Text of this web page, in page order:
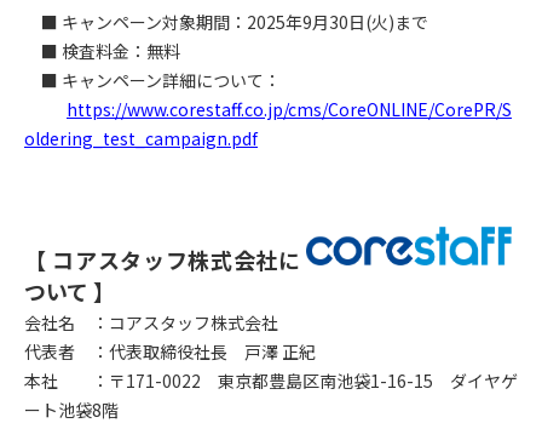
■ キャンペーン対象期間：2025年9月30日(火)まで
■ 検査料金：無料
■ キャンペーン詳細について：
https://www.corestaff.co.jp/cms/CoreONLINE/CorePR/S
oldering_test_campaign.pdf
【 コアスタッフ株式会社に
ついて 】
会社名 ：コアスタッフ株式会社
代表者 ：代表取締役社長 戸澤 正紀
本社 ：〒171-0022 東京都豊島区南池袋1-16-15 ダイヤゲ
ート池袋8階